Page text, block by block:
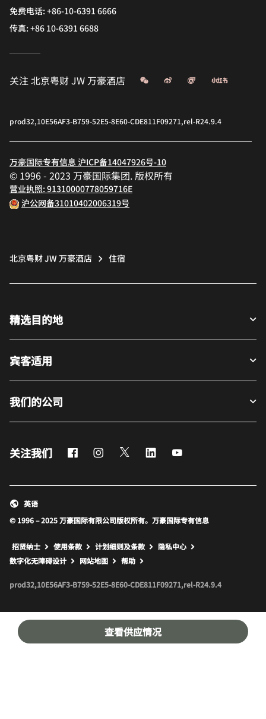
查看供应情况
免费电话:+86-10-6391 6666
传真:+86 10-6391 6688
关注北京粤财 JW 万豪酒店 微信 微博 飞猪 小红书
prod32,10E56AF3-B759-52E5-8E60-CDE811F09271,rel-R24.9.4
万豪国际专有信息 沪ICP备14047926号-10
© 1996 - 2023 万豪国际集团. 版权所有
营业执照: 91310000778059716E
沪公网备31010402006319号
北京粤财 JW 万豪酒店 住宿
精选目的地
宾客适用
我们的公司
关注我们 FacebookInstagram
Twitter LinkedIn
© 1996 – 2025 万豪国际有限公司版权所有。万豪国际专有信息
英语
招贤纳士 使用条款 计划细则及条款
隐私中心
数字化无障碍设计
网站地图 打开新窗口
帮助
prod32,10E56AF3-B759-52E5-8E60-CDE811F09271,rel-R24.9.4